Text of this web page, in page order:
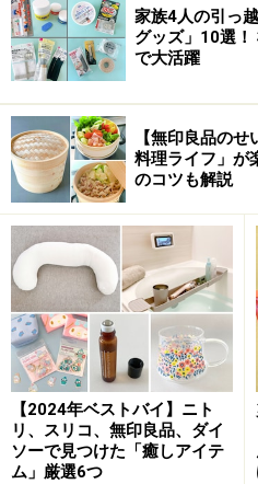
てしまうかもしれません。
すぐに効果を実感すること
精油（植物に由来する揮発性
で、心地よい香りのインテリ
家族4人の引っ
グッズ」10選！
で大活躍
【無印良品の
料理ライフ」が
のコツも解説
【2024年ベストバイ】ニト
リ、スリコ、無印良品、ダイ
ソーで見つけた「癒しアイテ
ム」厳選6つ